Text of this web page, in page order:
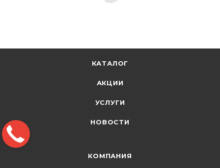
КАТАЛОГ
АКЦИИ
УСЛУГИ
НОВОСТИ
КОМПАНИЯ